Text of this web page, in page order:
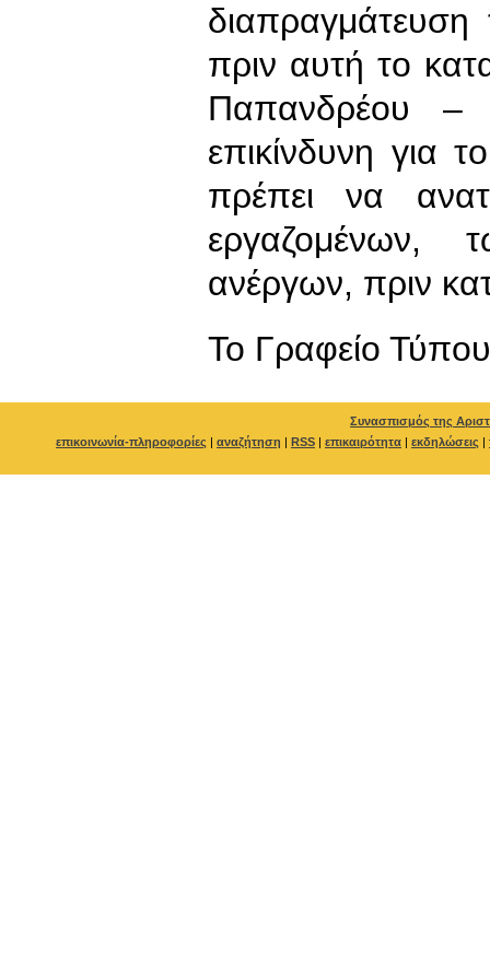
διαπραγμάτευση
πριν αυτή το
Παπανδρέου –
επικίνδυνη για
πρέπει να
εργαζομένων,
ανέργων, πριν
To Γραφείο Τύπου
Συνασπισμός της
επικοινωνία-πληροφορίες | αναζήτηση | RSS | επικαιρότητα | εκδηλώσεις |